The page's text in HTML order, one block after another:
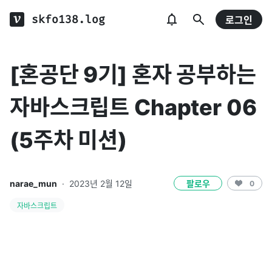
skfo138.log 로그인
[혼공단 9기] 혼자 공부하는
자바스크립트 Chapter 06
(5주차 미션)
narae_mun · 2023년 2월 12일 팔로우 0
자바스크립트